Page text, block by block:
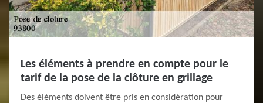
Les éléments à prendre en compte pour le
tarif de la pose de la clôture en grillage
Des éléments doivent être pris en considération pour